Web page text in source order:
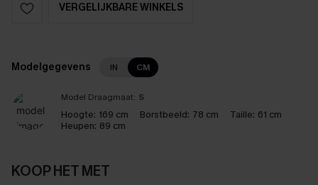
VERGELIJKBARE WINKELS
Modelgegevens IN CM
Model Draagmaat: S
Hoogte: 169 cm Borstbeeld: 78 cm Taille: 61 cm
Heupen: 89 cm
KOOP HET MET